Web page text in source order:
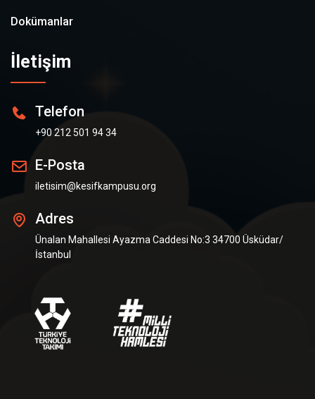
Dokümanlar
İletişim
Telefon
+90 212 501 94 34
E-Posta
iletisim@kesifkampusu.org
Adres
Ünalan Mahallesi Ayazma Caddesi No:3 34700 Üsküdar/
İstanbul